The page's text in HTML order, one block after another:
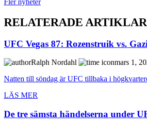
Fler nyheter
RELATERADE ARTIKLAR
UFC Vegas 87: Rozenstruik vs.
Ralph Nordahl
mars 1,
Natten till söndag är UFC tillbaka i
LÄS MER
De tre sämsta händelserna under